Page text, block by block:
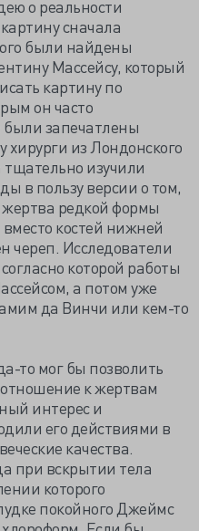
о реальности
сначала
были найдены
Массейсу, который
картину по
он часто
запечатлены
хирурги из Лондонского
тщательно изучили
в пользу версии о том,
редкой формы
костей нижней
череп. Исследователи
которой работы
а потом уже
да Винчи или кем-то
то мог бы позволить
к жертвам
интерес и
его действиями в
качества.
при вскрытии тела
которого
покойного Джеймс